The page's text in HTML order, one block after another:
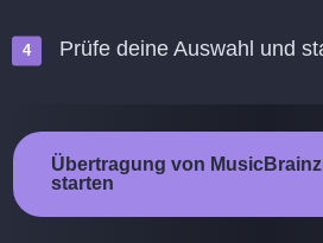
Prüfe deine Auswahl und
Übertragung von
starten